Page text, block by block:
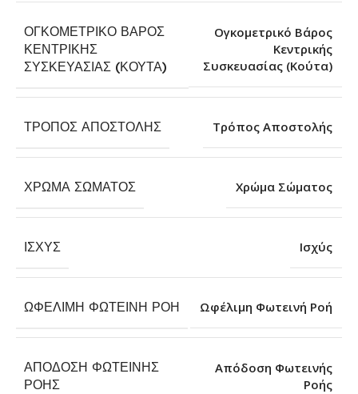
ΟΓΚΟΜΕΤΡΙΚΌ ΒΆΡΟΣ
ΚΕΝΤΡΙΚΉΣ
ΣΥΣΚΕΥΑΣΊΑΣ (ΚΟΎΤΑ)
Ογκομετρικό Βάρος
Κεντρικής
Συσκευασίας (Κούτα)
ΤΡΌΠΟΣ ΑΠΟΣΤΟΛΉΣ Τρόπος Αποστολής
ΧΡΏΜΑ ΣΏΜΑΤΟΣ Χρώμα Σώματος
ΙΣΧΎΣ Ισχύς
ΩΦΈΛΙΜΗ ΦΩΤΕΙΝΉ ΡΟΉ Ωφέλιμη Φωτεινή Ροή
ΑΠΌΔΟΣΗ ΦΩΤΕΙΝΉΣ
ΡΟΉΣ
Απόδοση Φωτεινής
Ροής